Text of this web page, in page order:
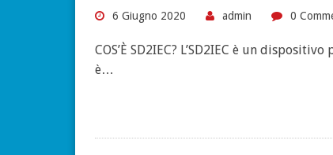
6 Giugno 2020 admin 0
COS’È SD2IEC? L’SD2IEC è un
è…